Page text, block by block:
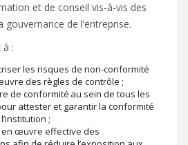
et de conseil vis-à-vis des
de l’entreprise.
:
les risques de non-conformité
des règles de contrôle ;
de conformité au sein de tous les
attester et garantir la conformité
;
en œuvre effective des